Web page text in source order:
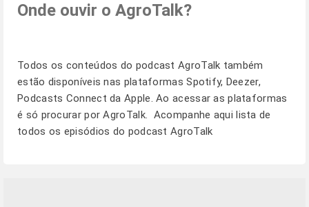
Onde ouvir o AgroTalk?
Todos os conteúdos do podcast AgroTalk também
estão disponíveis nas plataformas Spotify, Deezer,
Podcasts Connect da Apple. Ao acessar as plataformas
é só procurar por AgroTalk. Acompanhe aquilista de
todos os episódios do podcast AgroTalk